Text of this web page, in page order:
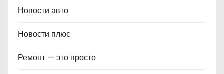
Новости авто
Новости плюс
Ремонт — это просто